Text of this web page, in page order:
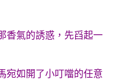
香氣的誘惑，先舀起一
宛如開了小叮噹的任意